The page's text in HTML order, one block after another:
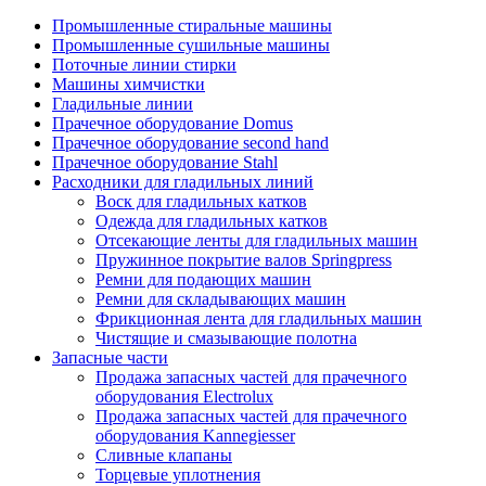
Промышленные стиральные машины
Промышленные сушильные машины
Поточные линии стирки
Машины химчистки
Гладильные линии
Прачечное оборудование Domus
Прачечное оборудование second hand
Прачечное оборудование Stahl
Расходники для гладильных линий
Воск для гладильных катков
Одежда для гладильных катков
Отсекающие ленты для гладильных машин
Пружинное покрытие валов Springpress
Ремни для подающих машин
Ремни для складывающих машин
Фрикционная лента для гладильных машин
Чистящие и смазывающие полотна
Запасные части
Продажа запасных частей для прачечного
оборудования Electrolux
Продажа запасных частей для прачечного
оборудования Kannegiesser
Сливные клапаны
Торцевые уплотнения